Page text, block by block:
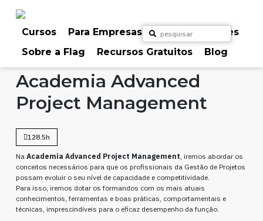
Cursos Para Empresas
Para Particulares
Sobre a Flag
Recursos Gratuitos Blog
Home Cursos Gestão de Projetos
Academia Advanced
Project Management
128.5h
Na Academia Advanced Project Management, iremos abordar os
conceitos necessários para que os profissionais da Gestão de Projetos
possam evoluir o seu nível de capacidade e competitividade.
Para isso, iremos dotar os formandos com os mais atuais
conhecimentos, ferramentas e boas práticas, comportamentais e
técnicas, imprescindíveis para o eficaz desempenho da função.